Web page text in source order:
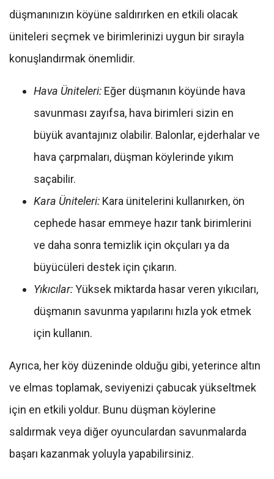
düşmanınızın köyüne saldırırken en etkili olacak
üniteleri seçmek ve birimlerinizi uygun bir sırayla
konuşlandırmak önemlidir.
Hava Üniteleri: Eğer düşmanın köyünde hava
savunması zayıfsa, hava birimleri sizin en
büyük avantajınız olabilir. Balonlar, ejderhalar ve
hava çarpmaları, düşman köylerinde yıkım
saçabilir.
Kara Üniteleri: Kara ünitelerini kullanırken, ön
cephede hasar emmeye hazır tank birimlerini
ve daha sonra temizlik için okçuları ya da
büyücüleri destek için çıkarın.
Yıkıcılar:Yüksek miktarda hasar veren yıkıcıları,
düşmanın savunma yapılarını hızla yok etmek
için kullanın.
Ayrıca, her köy düzeninde olduğu gibi, yeterince altın
ve elmas toplamak, seviyenizi çabucak yükseltmek
için en etkili yoldur. Bunu düşman köylerine
saldırmak veya diğer oyunculardan savunmalarda
başarı kazanmak yoluyla yapabilirsiniz.